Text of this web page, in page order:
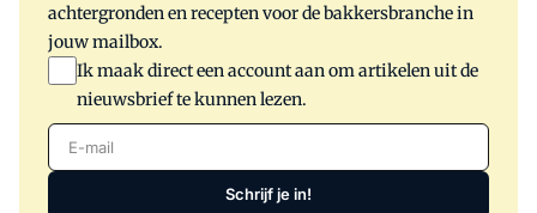
achtergronden en recepten voor de bakkersbranche in
jouw mailbox.
Ik maak direct een account aan om artikelen uit de
nieuwsbrief te kunnen lezen.
E-mail
Schrijf je in!